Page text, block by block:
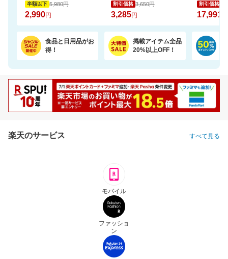
半額以下 5,980円
2,990円
割引価格 3,650円
3,285円
割引価格
17,991
食品と日用品がお
得！
掲載アイテム全品
20%以上OFF！
楽天のサービス すべて見る
モバイル
ファッショ
ン